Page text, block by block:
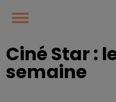
Ciné Star :
semaine